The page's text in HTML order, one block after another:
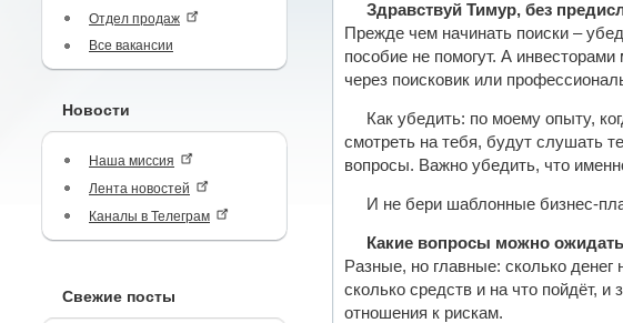
Отдел продаж
Все вакансии
Новости
Наша миссия
Лента новостей
Каналы в Телеграм
Свежие посты
Здравствуй Тимур, без
Прежде чем начинать поиски –
пособие не помогут. А
через поисковик или
Как убедить: по моему опыту,
смотреть на тебя, будут слушать
вопросы. Важно убедить, что
И не бери шаблонные бизнес-
Какие вопросы можно
Разные, но главные: сколько
сколько средств и на что пойдёт, и
отношения к рискам.